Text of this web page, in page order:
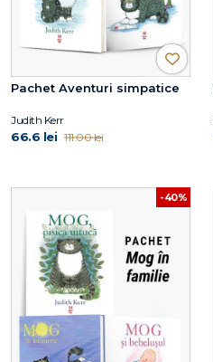
Pachet Aventuri simpatice
Judith Kerr
66.6 lei 111.00 lei
-40%